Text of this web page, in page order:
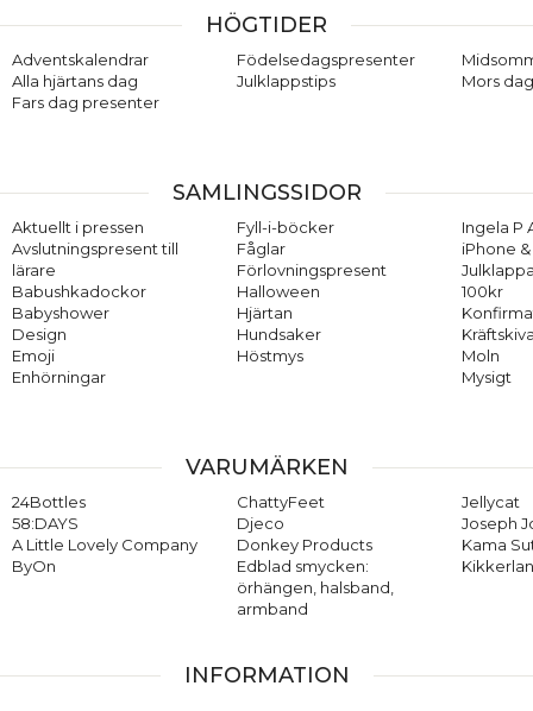
HÖGTIDER
Adventskalendrar
Alla hjärtans dag
Fars dag presenter
Födelsedagspresenter
Julklappstips
Mors
SAMLINGSSIDOR
Aktuellt i pressen
Avslutningspresent till
lärare
Babushkadockor
Babyshower
Design
Emoji
Enhörningar
Fyll-i-böcker
Fåglar
Förlovningspresent
Halloween
Hjärtan
Hundsaker
Höstmys
Ingela P
iPhone
100kr
Moln
Mysigt
VARUMÄRKEN
24Bottles
58:DAYS
A Little Lovely Company
ByOn
ChattyFeet
Djeco
Donkey Products
Edblad smycken:
örhängen, halsband,
armband
Jellycat
Joseph
Kama
INFORMATION